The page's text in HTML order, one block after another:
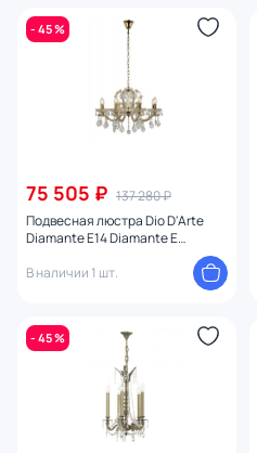
- 45 %
75 505 ₽ 137 280 ₽
Подвесная люстра Dio D'Arte
Diamante E14 Diamante E
В наличии 1 шт.
- 45 %